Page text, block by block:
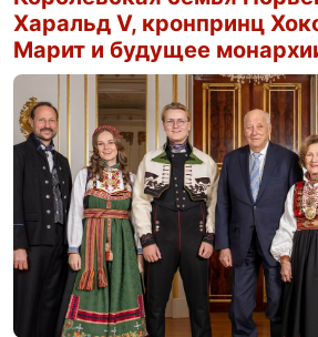
Харальд V, кронпринц
Марит и будущее